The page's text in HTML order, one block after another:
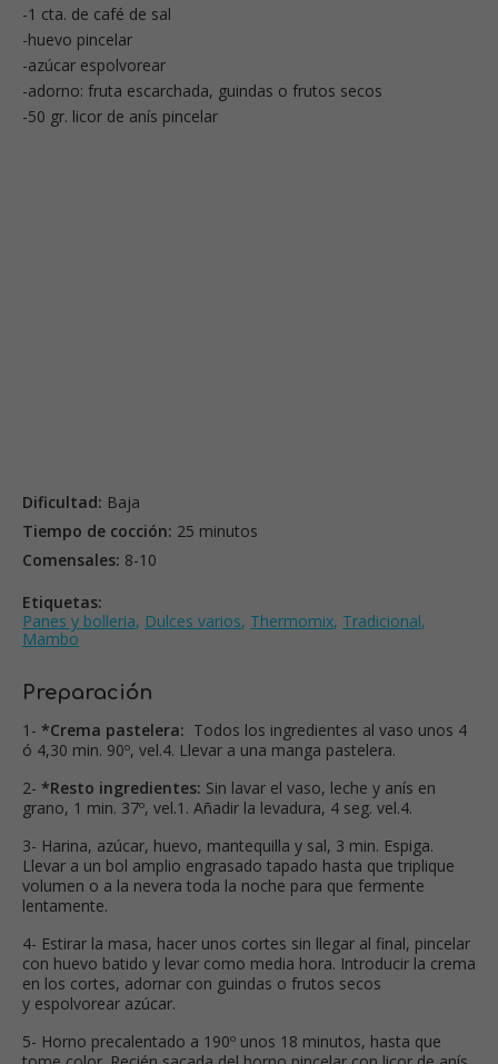
-1 cta. de café de sal
-huevo pincelar
-azúcar espolvorear
-adorno: fruta escarchada, guindas o frutos secos
-50 gr. licor de anís pincelar
Dificultad: Baja
Tiempo de cocción: 25 minutos
Comensales: 8-10
Etiquetas:
Panes y bolleria, Dulces varios, Thermomix, Tradicional,
Mambo
Preparación
1- *Crema pastelera: Todos los ingredientes al vaso unos 4
ó 4,30 min. 90º, vel.4. Llevar a una manga pastelera.
2- *Resto ingredientes: Sin lavar el vaso, leche y anís en
grano, 1 min. 37º, vel.1. Añadir la levadura, 4 seg. vel.4.
3- Harina, azúcar, huevo, mantequilla y sal, 3 min. Espiga.
Llevar a un bol amplio engrasado tapado hasta que triplique
volumen o a la nevera toda la noche para que fermente
lentamente.
4- Estirar la masa, hacer unos cortes sin llegar al final, pincelar
con huevo batido y levar como media hora. Introducir la crema
en los cortes, adornar con guindas o frutos secos
y espolvorear azúcar.
5- Horno precalentado a 190º unos 18 minutos, hasta que